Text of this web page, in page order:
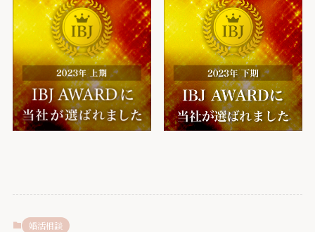
婚活相談